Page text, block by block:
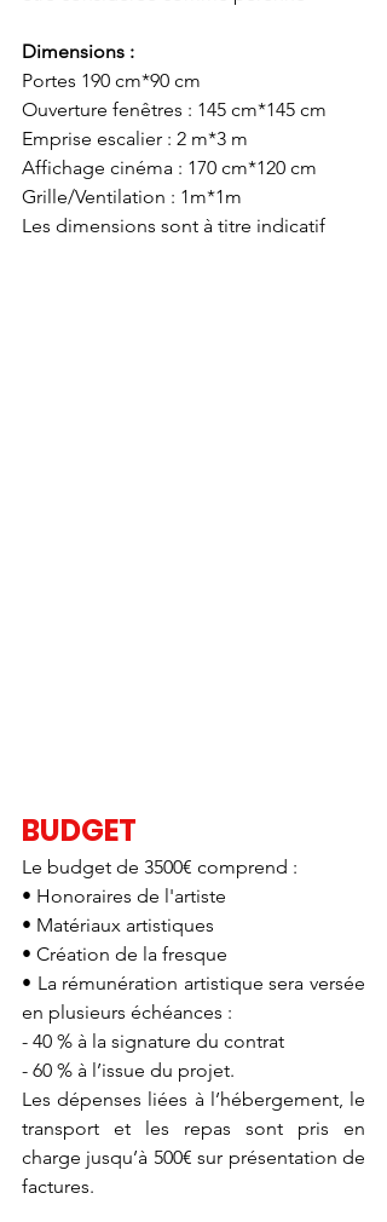
Dimensions :
Portes 190 cm*90 cm
Ouverture fenêtres : 145 cm*145 cm
Emprise escalier : 2 m*3 m
Affichage cinéma : 170 cm*120 cm
Grille/Ventilation : 1m*1m
Les dimensions sont à titre indicatif
BUDGET
Le budget de 3500€ comprend :
• Honoraires de l'artiste
• Matériaux artistiques
• Création de la fresque
• La rémunération artistique sera versée
en plusieurs échéances :
- 40 % à la signature du contrat
- 60 % à l’issue du projet.
Les dépenses liées à l’hébergement, le
transport et les repas sont pris en
charge jusqu’à 500€ sur présentation de
factures.